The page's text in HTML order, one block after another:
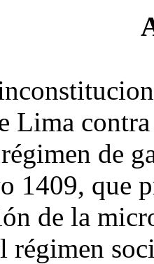
Lima
de
1409, que
de la
régimen